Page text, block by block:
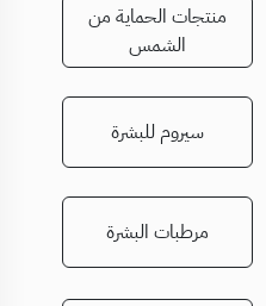
منتجات الحماية من
الشمس
سيروم للبشرة
مرطبات البشرة